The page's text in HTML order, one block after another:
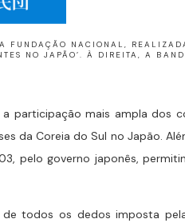
FUNDAÇÃO NACIONAL,
NO JAPÃO’. À DIREITA, A
participação mais ampla dos
da Coreia do Sul no Japão.
pelo governo japonês,
todos os dedos imposta